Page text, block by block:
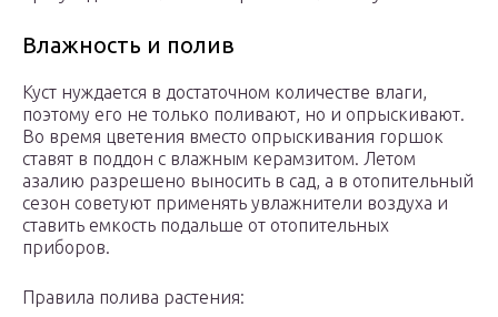
Влажность и полив
Куст нуждается в достаточном количестве влаги,
поэтому его не только поливают, но и опрыскивают.
Во время цветения вместо опрыскивания горшок
ставят в поддон с влажным керамзитом. Летом
азалию разрешено выносить в сад, а в отопительный
сезон советуют применять увлажнители воздуха и
ставить емкость подальше от отопительных
приборов.
Правила полива растения: